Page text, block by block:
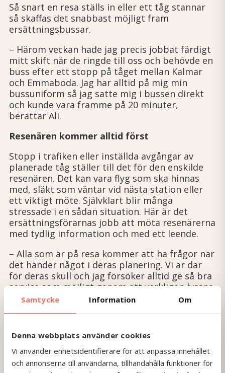
Samtycke Information Om
Denna webbplats använder cookies
Vi använder enhetsidentifierare för att anpassa innehållet
och annonserna till användarna, tillhandahålla funktioner för
Så snart en resa ställs in eller ett tåg stannar
så skaffas det snabbast möjligt fram
ersättningsbussar.
– Härom veckan hade jag precis jobbat färdigt
mitt skift när de ringde till oss och behövde en
buss efter ett stopp på tåget mellan Kalmar
och Emmaboda. Jag har alltid på mig min
bussuniform så jag satte mig i bussen direkt
och kunde vara framme på 20 minuter,
berättar Ali.
Resenären kommer alltid först
Stopp i trafiken eller inställda avgångar av
planerade tåg ställer till det för den enskilde
resenären. Det kan vara flyg som ska hinnas
med, släkt som väntar vid nästa station ­eller
ett viktigt möte. Självklart blir många
stressade i en sådan situation. Här är det
ersättningsförarnas jobb att möta resenärerna
med tydlig information och med ett leende.
– Alla som är på resa kommer att ha frågor när
det händer något i deras planering. Vi är där
för deras skull och jag försöker alltid ge så bra
service som möjligt genom att ­verkligen lyssna
och prata med dem. Jag bjuder gärna på ett
för att lösa ­problemen, säger Ali.
Ersättningstrafiken premierar extra snabba
insatser